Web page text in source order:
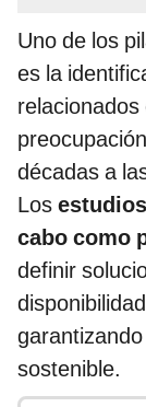
Uno de los
es la
décadas a
Los
cabo como
definir
sostenible.